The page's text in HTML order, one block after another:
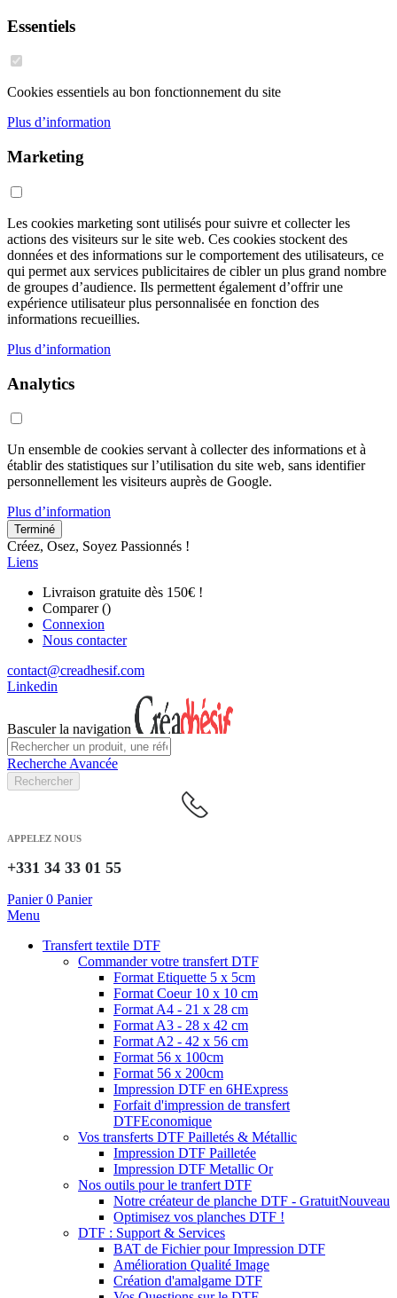
Essentiels
Cookies essentiels au bon fonctionnement du site
Plus d’information
Marketing
Les cookies marketing sont utilisés pour suivre et collecter les
actions des visiteurs sur le site web. Ces cookies stockent des
données et des informations sur le comportement des utilisateurs, ce
qui permet aux services publicitaires de cibler un plus grand nombre
de groupes d’audience. Ils permettent également d’offrir une
expérience utilisateur plus personnalisée en fonction des
informations recueillies.
Plus d’information
Analytics
Un ensemble de cookies servant à collecter des informations et à
établir des statistiques sur l’utilisation du site web, sans identifier
personnellement les visiteurs auprès de Google.
Plus d’information
Terminé
Créez, Osez, Soyez Passionnés !
Liens
Livraison gratuite dès 150€ !
Comparer ()
Connexion
Nous contacter
contact@creadhesif.com
Linkedin
Basculer la navigation
Recherche Avancée
Rechercher
APPELEZ NOUS
+331 34 33 01 55
Panier 0 Panier
Menu
Transfert textile DTF
Commander votre transfert DTF
Format Etiquette 5 x 5cm
Format Coeur 10 x 10 cm
Format A4 - 21 x 28 cm
Format A3 - 28 x 42 cm
Format A2 - 42 x 56 cm
Format 56 x 100cm
Format 56 x 200cm
Impression DTF en 6HExpress
Forfait d'impression de transfert
DTFEconomique
Vos transferts DTF Pailletés & Métallic
Impression DTF Pailletée
Impression DTF Metallic Or
Nos outils pour le tranfert DTF
Notre créateur de planche DTF - GratuitNouveau
Optimisez vos planches DTF !
DTF : Support & Services
BAT de Fichier pour Impression DTF
Amélioration Qualité Image
Création d'amalgame DTF